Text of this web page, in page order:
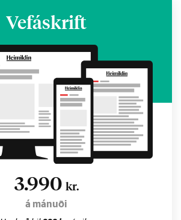
Vefáskrift
3.990 kr.
á mánuði